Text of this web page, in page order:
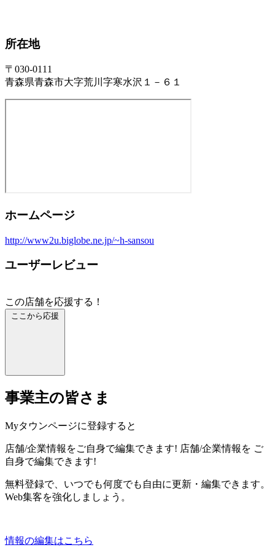
所在地
〒030-0111
青森県青森市大字荒川字寒水沢１－６１
ホームページ
http://www2u.biglobe.ne.jp/~h-sansou
ユーザーレビュー
この店舗を応援する！
ここから応援
事業主の皆さま
Myタウンページに登録すると
店舗/企業情報をご自身で編集できます! 店舗/企業情報を ご
自身で編集できます!
無料登録で、いつでも何度でも自由に更新・編集できます。
Web集客を強化しましょう。
情報の編集はこちら